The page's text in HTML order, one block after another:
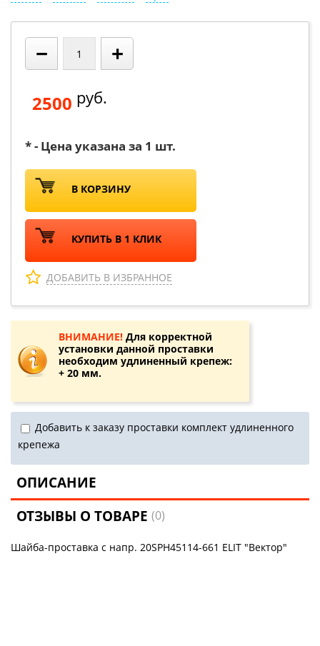
− +
2500 руб.
* - Цена указана за 1 шт.
В КОРЗИНУ
КУПИТЬ В 1 КЛИК
ДОБАВИТЬ В ИЗБРАННОЕ
ВНИМАНИЕ! Для корректной
установки данной проставки
необходим удлиненный крепеж:
+ 20 мм.
Добавить к заказу проставки комплект удлиненного
крепежа
ОПИСАНИЕ
ОТЗЫВЫ О ТОВАРЕ(0)
Шайба-проставка с напр. 20SPH45114-661 ELIT "Вектор"